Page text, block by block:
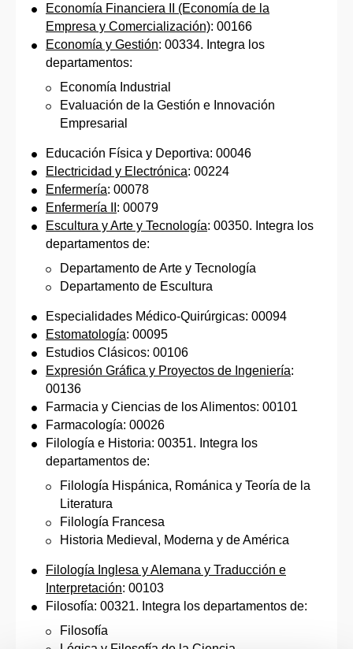
Economía Financiera II (Economía de la
Empresa y Comercialización): 00166
Economía y Gestión: 00334. Integra los
departamentos:
Economía Industrial
Evaluación de la Gestión e Innovación
Empresarial
Educación Física y Deportiva: 00046
Electricidad y Electrónica: 00224
Enfermería: 00078
Enfermería II : 00079
Escultura y Arte y Tecnología: 00350. Integra los
departamentos de:
Departamento de Arte y Tecnología
Departamento de Escultura
Especialidades Médico-Quirúrgicas: 00094
Estomatología: 00095
Estudios Clásicos: 00106
Expresión Gráfica y Proyectos de Ingeniería:
00136
Farmacia y Ciencias de los Alimentos: 00101
Farmacología: 00026
Filología e Historia: 00351. Integra los
departamentos de:
Filología Hispánica, Románica y Teoría de la
Literatura
Filología Francesa
Historia Medieval, Moderna y de América
Filología Inglesa y Alemana y Traducción e
Interpretación: 00103
Filosofía: 00321. Integra los departamentos de:
Filosofía